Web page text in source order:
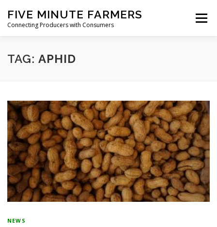
content
FIVE MINUTE FARMERS
Connecting Producers with Consumers
Menu
FEATURES ABOUT
TAG: APHID
NEWS